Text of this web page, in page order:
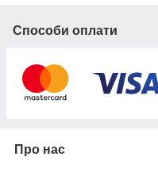
ЧОХЛІВ НА
А ТАКОЖ ПЛЕДІВ І
Способи оплати
Про нас